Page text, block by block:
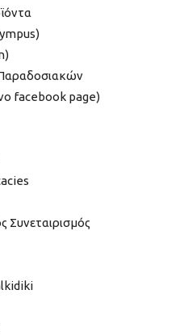
facebook page)
Συνεταιρισμός